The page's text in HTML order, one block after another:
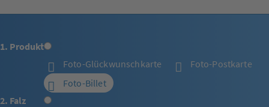
1. Produkt
Foto-Glückwunschkarte
Foto-Postkarte
Foto-Billet
2. Falz